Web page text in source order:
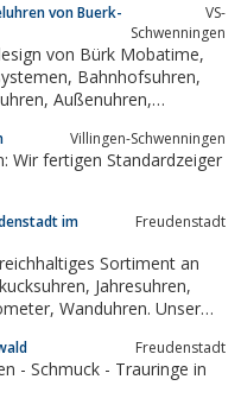
von Buerk-
VS-
Schwenningen
Zeiterfassung, StempelkartenVillingen-Schwenningen
Wir fertigen Standardzeiger
im
Freudenstadt
Sortiment an
Jahresuhren,
Besuchen Sie uns direkt
Freudenstadt
- Schmuck - Trauringe in